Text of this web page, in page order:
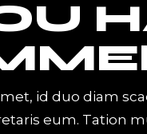
id duo diam
eum. Tation